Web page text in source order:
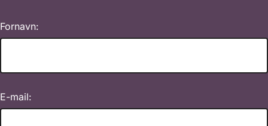
Fornavn:
E-mail: